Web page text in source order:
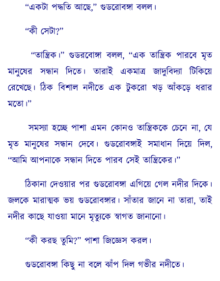
“একটা পদ্ধতি আছে,” গুডরোবঙ্গা বলল।
“কী সেটা?”
“তান্ত্রিক।” গুডরবোঙ্গা বলল, “এক তান্ত্রিক পারবে মৃত
মানুষের সন্ধান দিতে। তারাই একমাত্র জাদুবিদ্যা টিকিয়ে
রেখেছে। ঠিক বিশাল নদীতে এক টুকরো খড় আঁকড়ে ধরার
মতো।”
সমস্যা হচ্ছে পাশা এমন কোনও তান্ত্রিককে চেনে না, যে
মৃত মানুষের সন্ধান দেবে। গুডরোবঙ্গাই সমাধান দিয়ে দিল,
“আমি আপনাকে সন্ধান দিতে পারব সেই তান্ত্রিকের।”
ঠিকানা দেওয়ার পর গুডরোবঙ্গা এগিয়ে গেল নদীর দিকে।
জলকে মারাত্মক ভয় গুডরোবঙ্গার। সাঁতার জানে না তারা, তাই
নদীর কাছে যাওয়া মানে মৃত্যুকে স্বাগত জানানো।
“কী করছ তুমি?” পাশা জিজ্ঞেস করল।
গুডরোবঙ্গা কিছু না বলে ঝাঁপ দিল গভীর নদীতে।